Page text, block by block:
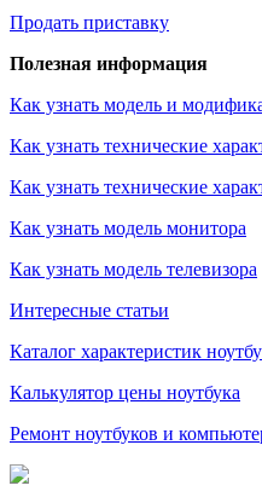
Продать приставку
Полезная информация
Как узнать модель и
Как узнать технические
Как узнать технические
Как узнать модель монитора
Как узнать модель телевизора
Интересные статьи
Каталог характеристик
Калькулятор цены ноутбука
Ремонт ноутбуков и